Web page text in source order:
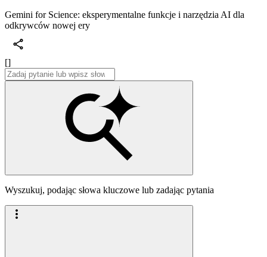
Gemini for Science: eksperymentalne funkcje i narzędzia AI dla
odkrywców nowej ery
[]
Wyszukuj, podając słowa kluczowe lub zadając pytania